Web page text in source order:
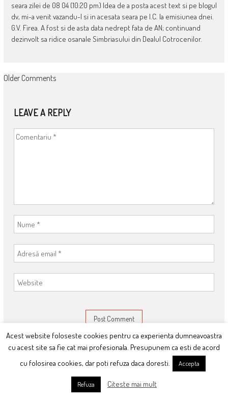
seara zilei de 08 04 (10:20 pm) Idea de a posta acest text si pe blogul
dv, mi-a venit vazandu-l si in acesata seara pe I.C. la emisiunea dnei.
G.V. Firea. A fost si de asta data nedrept fata de AN; continuand
dezinvolt sa ridice osanale Simbriasului din Dealul Cotrocenilor.
COMMENT
Older Comments
LEAVE A REPLY
This site uses Akismet to reduce spam.
Learn how your comment data
is processed.
Acest website foloseste cookies pentru ca experienta dumneavoastra
cu acest site sa fie cat mai profesionala. Presupunem ca esti de acord
cu folosirea cookies, dar poti refuza daca doresti.
Accepta
Refuza Citeste mai mult